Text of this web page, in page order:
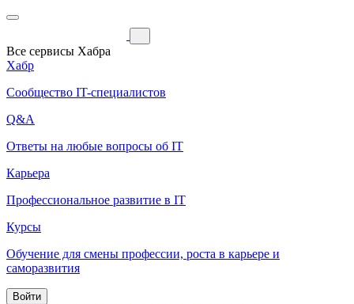
Все сервисы Хабра
Хабр
Сообщество IT-специалистов
Q&A
Ответы на любые вопросы об IT
Карьера
Профессиональное развитие в IT
Курсы
Обучение для смены профессии, роста в карьере и
саморазвития
Войти